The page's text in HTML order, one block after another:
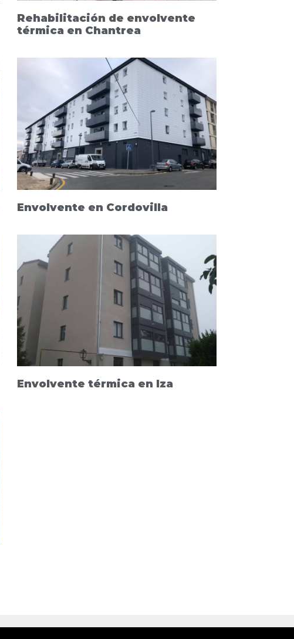
Rehabilitación de envolvente
térmica en Chantrea
Envolvente en Cordovilla
Envolvente térmica en Iza